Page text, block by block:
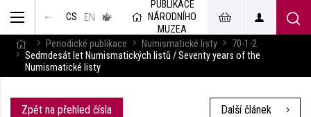
CS EN
v českém
jazyce
PUBLIKACE
NÁRODNÍHO
MUZEA
Periodické publikace
Numismatické listy
70-1-2
Sedmdesát let Numismatických listů / Seventy years of the
Numismatické listy
Zpět na přehled čísla Další článek